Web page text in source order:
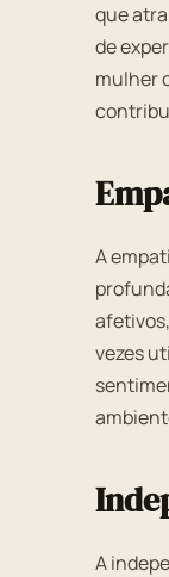
que
de
mulher
A
vezes
A